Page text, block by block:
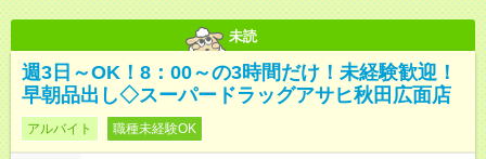
未読
週3日～OK！8：00～の3時間だけ！未経験歓迎！
早朝品出し◇スーパードラッグアサヒ秋田広面店
アルバイト 職種未経験OK